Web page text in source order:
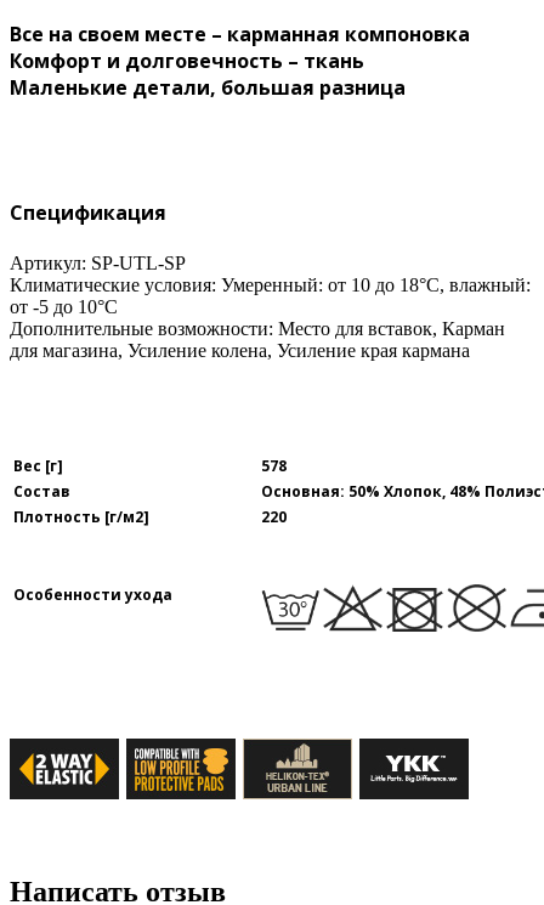
Все на своем месте – карманная компоновка
Комфорт и долговечность – ткань
Маленькие детали, большая разница
Спецификация
Артикул: SP-UTL-SP
Климатические условия: Умеренный: от 10 до 18°C, влажный:
от -5 до 10°C
Дополнительные возможности: Место для вставок, Карман
для магазина, Усиление колена, Усиление края кармана
Вес [г]
578
Состав
Основная: 50% Хлопок, 48%
Плотность [г/м2]
220
Особенности ухода
Написать отзыв